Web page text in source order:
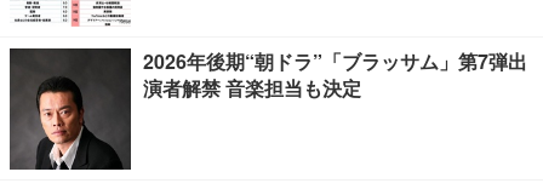
2026年後期“朝ドラ”「ブラッサム」第7弾出
演者解禁 音楽担当も決定